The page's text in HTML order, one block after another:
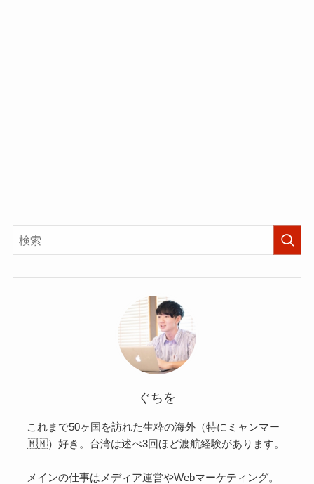
ぐちを
これまで50ヶ国を訪れた生粋の海外（特にミャンマー
🇲🇲）好き。台湾は述べ3回ほど渡航経験があります。
メインの仕事はメディア運営やWebマーケティング。